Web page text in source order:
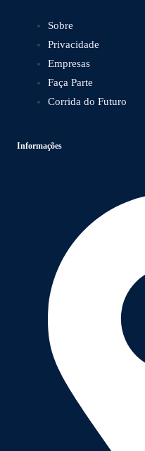
Sobre
Privacidade
Empresas
Faça Parte
Corrida do Futuro
Informações